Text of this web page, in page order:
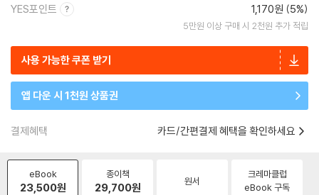
YES포인트 1,170원 (5%)
5만원 이상 구매 시 2천원 추가 적립
사용 가능한 쿠폰 받기
앱 다운 시 1천원 상품권
결제혜택 카드/간편결제 혜택을 확인하세요
eBook
23,500원
종이책
29,700원 원서
크레마클럽
eBook 구독